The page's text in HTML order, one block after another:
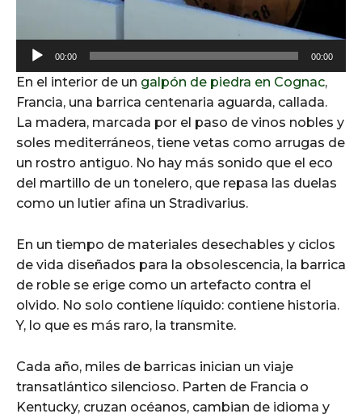
u
d
i
o
P
l
a
y
r
00:00 00:00
En el interior de un galpón de piedra en Cognac,
Francia, una barrica centenaria aguarda, callada.
La madera, marcada por el paso de vinos nobles y
soles mediterráneos, tiene vetas como arrugas de
un rostro antiguo. No hay más sonido que el eco
del martillo de un tonelero, que repasa las duelas
como un lutier afina un Stradivarius.
En un tiempo de materiales desechables y ciclos
de vida diseñados para la obsolescencia, la barrica
de roble se erige como un artefacto contra el
olvido. No solo contiene líquido: contiene historia.
Y, lo que es más raro, la transmite.
Cada año, miles de barricas inician un viaje
transatlántico silencioso. Parten de Francia o
Kentucky, cruzan océanos, cambian de idioma y